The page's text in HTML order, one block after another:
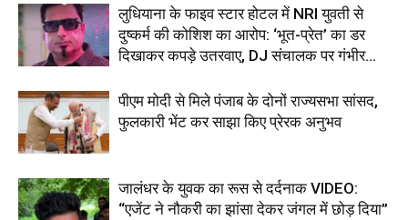
लुधियाना के फाइव स्टार होटल में NRI युवती से
दुष्कर्म की कोशिश का आरोप: ‘भूत-प्रेत’ का डर
दिखाकर कपड़े उतरवाए, DJ संचालक पर गंभीर...
पीएम मोदी से मिले पंजाब के दोनों राज्यसभा सांसद,
फुलकारी भेंट कर साझा किए प्रेरक अनुभव
जालंधर के युवक का रूस से दर्दनाक VIDEO:
“एजेंट ने नौकरी का झांसा देकर जंगल में छोड़ दिया”